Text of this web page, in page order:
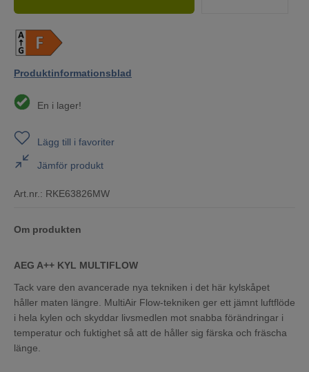
Produktinformationsblad
En i lager!
Lägg till i favoriter
Jämför produkt
Art.nr.: RKE63826MW
Om produkten
AEG A++ KYL MULTIFLOW
Tack vare den avancerade nya tekniken i det här kylskåpet
håller maten längre. MultiAir Flow-tekniken ger ett jämnt luftflöde
i hela kylen och skyddar livsmedlen mot snabba förändringar i
temperatur och fuktighet så att de håller sig färska och fräscha
länge.